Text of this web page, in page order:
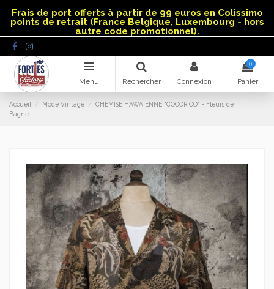
Frais de port offerts à partir de 99 euros en Colissimo
points de retrait (France Belgique, Luxembourg - hors
autre code promotionnel).
Menu Rechercher Connexion
0
Panier
Accueil Mode Vintage
CHEMISE HAWAIENNE "COCORICO" - Fleurs de
Bagne